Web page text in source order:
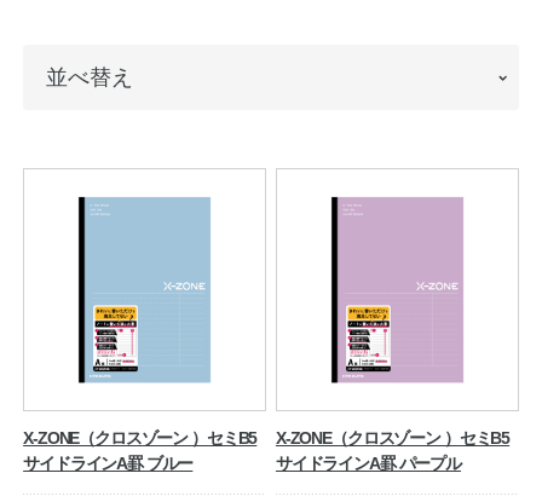
工場フォトツアー
企業情報 SDGsと未来
カタログ お知らせ
お問い合わせ プライバシーポリシー
English
え
並べ替え
X-ZONE（クロスゾーン ）セミB5
サイドラインA罫 ブルー
X-ZONE（クロスゾーン ）セミB5
サイドラインA罫 パープル